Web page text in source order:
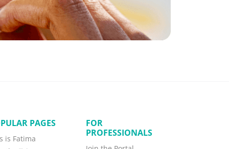
PAGES
is Fatima
FOR
PROFESSIONALS